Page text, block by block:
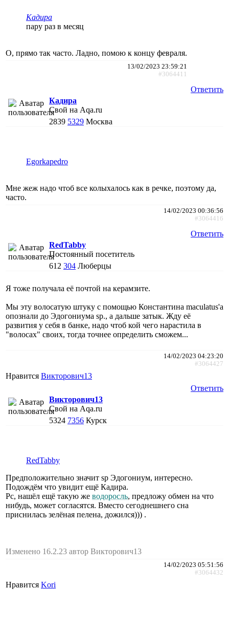
Кадира
пару раз в месяц
О, прямо так часто. Ладно, помою к концу февраля.
13/02/2023 23:59:21
#3064411
Ответить
Кадира
Свой на Aqa.ru
2839 5329 Москва
Egorkapedro
Мне жеж надо чтоб все колыхалось как в речке, поэтому да,
часто.
14/02/2023 00:36:56
#3064416
Ответить
RedTabby
Постоянный посетитель
612 304 Люберцы
Я тоже получала её почтой на керамзите.
Мы эту волосатую штуку с помощью Константина maculatus'а
опознали до Эдогониума sp., а дальше затык. Жду её
развития у себя в банке, надо чтоб кой чего нарастила в
"волосах" своих, тогда точнее определить сможем...
14/02/2023 04:23:20
#3064427
Нравится Викторович13
Ответить
Викторович13
Свой на Aqa.ru
5324 7356 Курск
RedTabby
Предположительно значит sp Эдогониум, интересно.
Подождëм что увидит ещë Кадира.
Рс, нашëл ещë такую же водоросль, предложу обмен на что
нибудь, может согласятся. Вместо сегоднешнего сна
приснилась зелёная пелена, дожился))) .
Изменено 16.2.23 автор Викторович13
14/02/2023 05:51:56
#3064432
Нравится Kori